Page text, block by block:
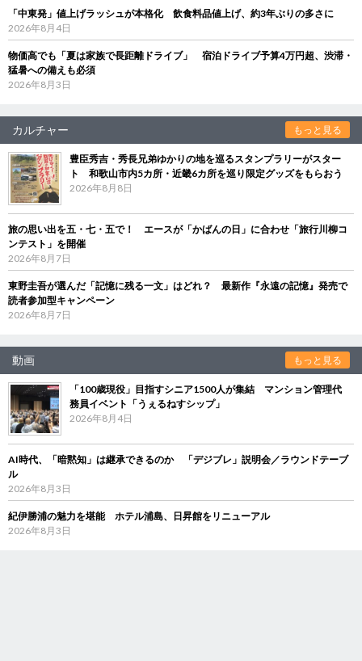
「中東発」値上げラッシュが本格化 飲食料品値上げ、約3年ぶりの多さに
2026年8月4日
物価高でも「夏は家族で長距離ドライブ」 宿泊ドライブ予算4万円超、渋滞・
猛暑への備えも必須
2026年8月3日
カルチャー もっと見る
豊臣秀吉・秀長兄弟ゆかりの地を巡るスタンプラリーがスター
ト 和歌山市内5カ所・近畿6カ所を巡り限定グッズをもらおう
2026年8月8日
旅の思い出を五・七・五で！ エースが「かばんの日」に合わせ「旅行川柳コ
ンテスト」を開催
2026年8月7日
東野圭吾が選んだ「記憶に残る一文」はどれ？ 最新作『永遠の記憶』発売で
読者参加型キャンペーン
2026年8月7日
動画 もっと見る
「100歳現役」目指すシニア1500人が集結 マンション管理代
務員イベント「うぇるねすシップ」
2026年8月4日
AI時代、「暗黙知」は継承できるのか 「デジブレ」説明会／ラウンドテーブ
ル
2026年8月3日
紀伊勝浦の魅力を堪能 ホテル浦島、日昇館をリニューアル
2026年8月3日